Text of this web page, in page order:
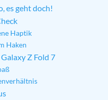
es geht doch!
Haptik
Haken
Z Fold 7